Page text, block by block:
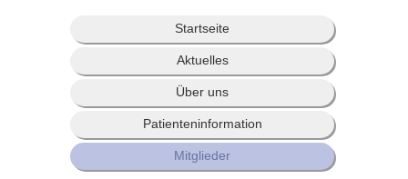
Startseite
Aktuelles
Über uns
Patienteninformation
Mitglieder